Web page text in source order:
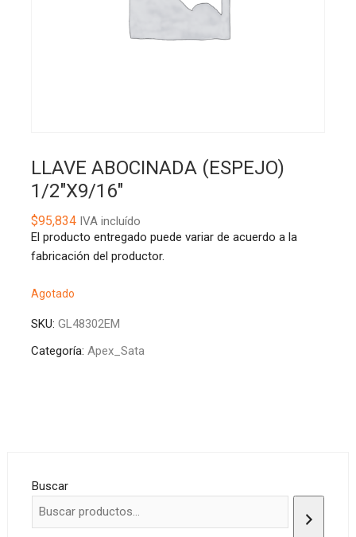
LLAVE ABOCINADA (ESPEJO)
1/2″X9/16″
$95,834IVA incluído
El producto entregado puede variar de acuerdo a la
fabricación del productor.
Agotado
SKU: GL48302EM
Categoría: Apex_Sata
Buscar